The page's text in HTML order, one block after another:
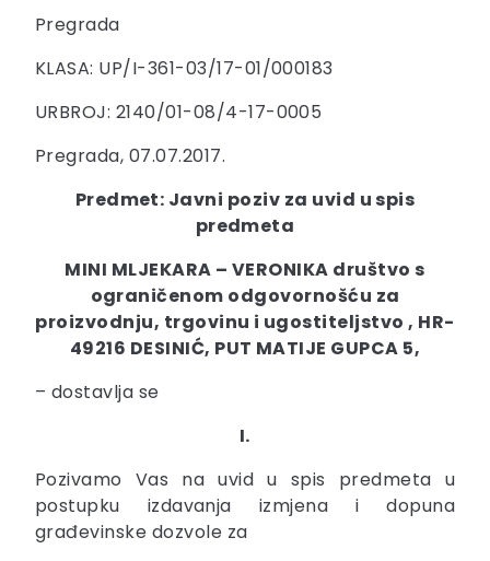
Pregrada
KLASA: UP/I-361-03/17-01/000183
URBROJ: 2140/01-08/4-17-0005
Pregrada, 07.07.2017.
Predmet: Javni poziv za uvid u spis
predmeta
MINI MLJEKARA – VERONIKA društvo s
ograničenom odgovornošću za
proizvodnju, trgovinu i ugostiteljstvo , HR-
49216 DESINIĆ, PUT MATIJE GUPCA 5,
– dostavlja se
I.
Pozivamo Vas na uvid u spis predmeta u
postupku izdavanja izmjena i dopuna
građevinske dozvole za